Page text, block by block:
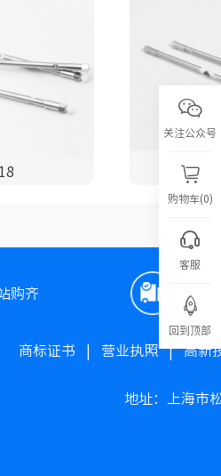
购齐 极速
商标证书 营业执照|高新
地址：上海市
关注公众号
购物车(0)
客服
回到顶部